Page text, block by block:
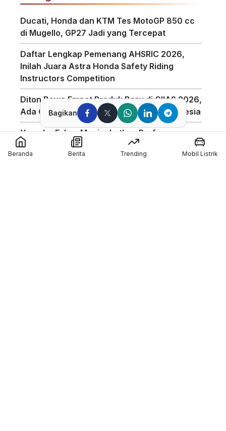
Ducati, Honda dan KTM Tes MotoGP 850 cc
di Mugello, GP27 Jadi yang Tercepat
Daftar Lengkap Pemenang AHSRIC 2026,
Inilah Juara Astra Honda Safety Riding
Instructors Competition
Diton Bawa Empat Produk Baru di GIIAS 2026,
Ada Compound Aerosol Pertama di Indonesia
Yamaha Fokus Meningkatkan Performa
Bagian Depan Untuk Motor 850cc
Bagikan
Beranda Berita Trending Mobil Listrik